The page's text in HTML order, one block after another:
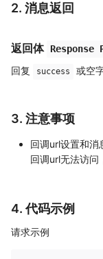
2. 消息返回
返回体 Response
回复 success 或空
3. 注意事项
回调url设置和消
回调url无法访问
4. 代码示例
请求示例